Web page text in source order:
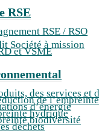
RSE
RSE / RSO
Société à mission
et VSME
des services et
de
d’énergie
hydrique
biodiversité
déchets